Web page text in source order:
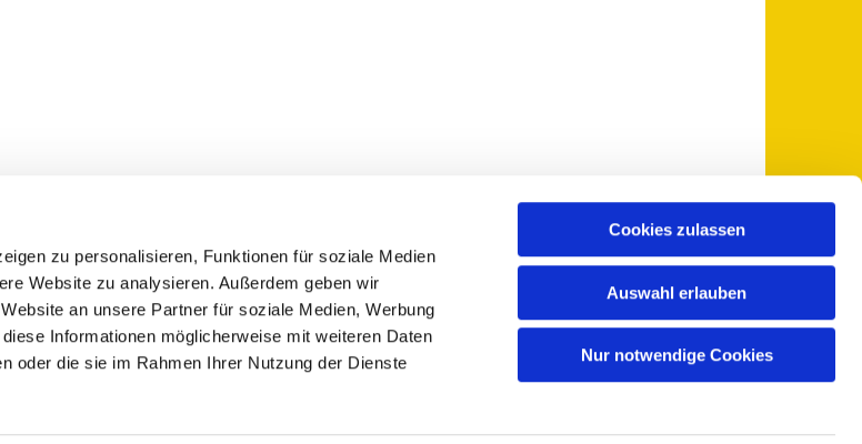
zu personalisieren, Funktionen für soziale Medien
Website zu analysieren. Außerdem geben wir
an unsere Partner für soziale Medien, Werbung
Informationen möglicherweise mit weiteren Daten
oder die sie im Rahmen Ihrer Nutzung der Dienste
Cookies zulassen
Auswahl erlauben
Nur notwendige Cookies
· Bahnhofstr. 15, 17489 Greifswald+49 3834 5735-0
pfarramt@sankt-otto.de
Impressum
Hinweisgebersystem